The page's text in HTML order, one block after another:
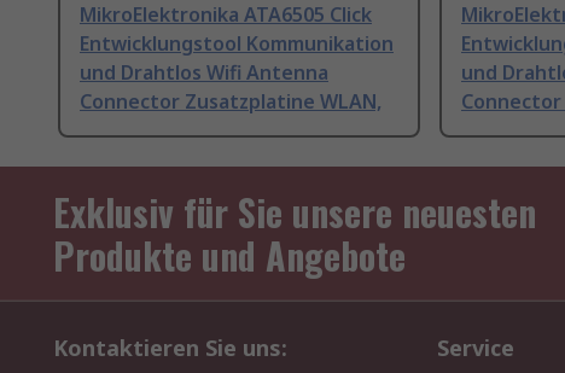
MikroElektronika ATA6505 Click
Entwicklungstool Kommunikation
und Drahtlos Wifi Antenna
Connector Zusatzplatine WLAN,
und
Exklusiv für Sie unsere neuesten
Produkte und Angebote
Kontaktieren Sie uns: Service